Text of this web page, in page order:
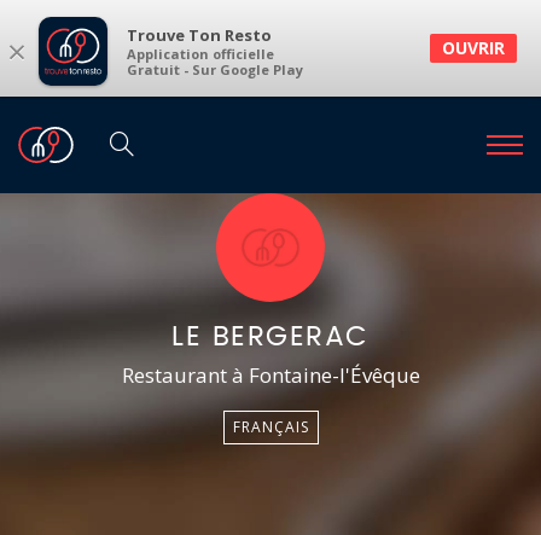
× Trouve Ton Resto
Application officielle
Gratuit - Sur Google Play
OUVRIR
LE BERGERAC
Restaurant à Fontaine-l'Évêque
FRANÇAIS